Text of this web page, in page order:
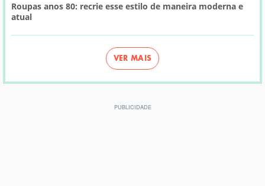
Roupas anos 80: recrie esse estilo de maneira moderna e
atual
VER MAIS